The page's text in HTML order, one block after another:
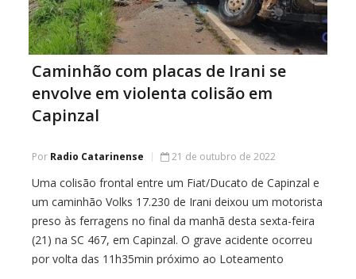
Caminhão com placas de Irani se
envolve em violenta colisão em
Capinzal
Por Radio Catarinense 21 de outubro de 2022
Uma colisão frontal entre um Fiat/Ducato de Capinzal e
um caminhão Volks 17.230 de Irani deixou um motorista
preso às ferragens no final da manhã desta sexta-feira
(21) na SC 467, em Capinzal. O grave acidente ocorreu
por volta das 11h35min próximo ao Loteamento